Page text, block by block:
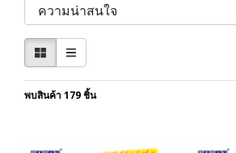
พบสินค้า 179 ชิ้น